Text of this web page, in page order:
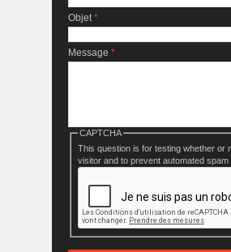
Objet*
Message *
CAPTCHA
This question is for testing whether or
visitor and to prevent automated spam